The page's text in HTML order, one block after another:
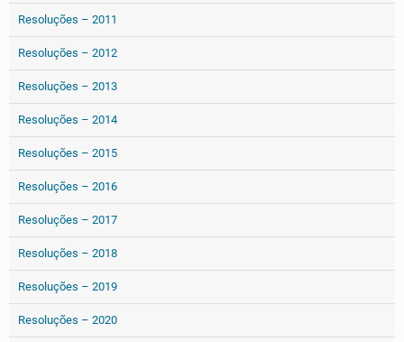
Resoluções – 2011
Resoluções – 2012
Resoluções – 2013
Resoluções – 2014
Resoluções – 2015
Resoluções – 2016
Resoluções – 2017
Resoluções – 2018
Resoluções – 2019
Resoluções – 2020